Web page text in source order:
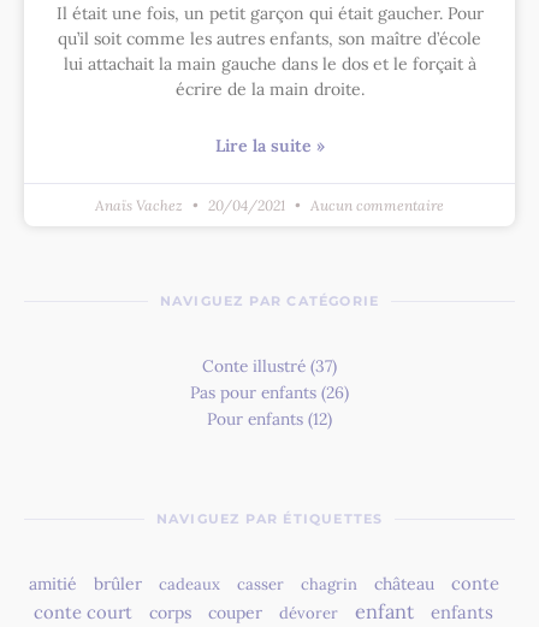
Il était une fois, un petit garçon qui était gaucher. Pour
qu’il soit comme les autres enfants, son maître d’école
lui attachait la main gauche dans le dos et le forçait à
écrire de la main droite.
Lire la suite »
Anaïs Vachez 20/04/2021 Aucun commentaire
NAVIGUEZ PAR CATÉGORIE
Conte illustré (37)
Pas pour enfants (26)
Pour enfants (12)
NAVIGUEZ PAR ÉTIQUETTES
amitié brûler cadeaux casser chagrin château
conte
conte court
corps couper dévorer enfant enfants